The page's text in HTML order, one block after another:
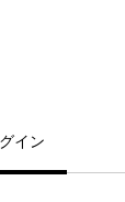
イン